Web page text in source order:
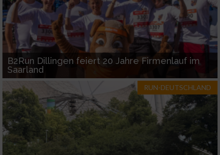
B2Run Dillingen feiert 20 Jahre Firmenlauf im
Saarland
RUN-DEUTSCHLAND